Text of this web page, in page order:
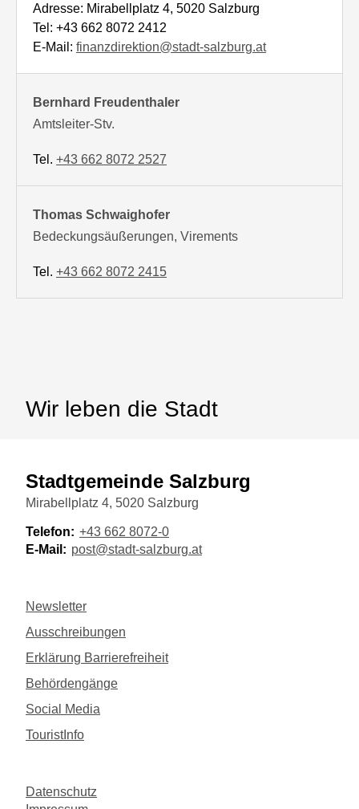
Adresse: Mirabellplatz 4, 5020 Salzburg
Tel: +43 662 8072 2412
E-Mail:finanzdirektion@stadt-salzburg.at
Bernhard Freudenthaler
Amtsleiter-Stv.
Tel.+43 662 8072 2527
Thomas Schwaighofer
Bedeckungsäußerungen, Virements
Tel.+43 662 8072 2415
Wir leben die Stadt
Stadtgemeinde Salzburg
Mirabellplatz 4, 5020 Salzburg
Telefon: +43 662 8072-0
E-Mail: post@stadt-salzburg.at
Newsletter
Ausschreibungen
Erklärung Barrierefreiheit
Behördengänge
Social Media
TouristInfo
Datenschutz